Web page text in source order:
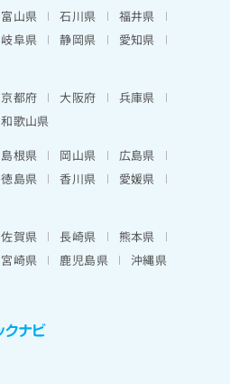
富山県 石川県
福井県
岐阜県 静岡県
愛知県
京都府 大阪府
兵庫県
和歌山県
島根県 岡山県
広島県
徳島県 香川県
愛媛県
佐賀県 長崎県
熊本県
宮崎県 鹿児島県 沖縄県